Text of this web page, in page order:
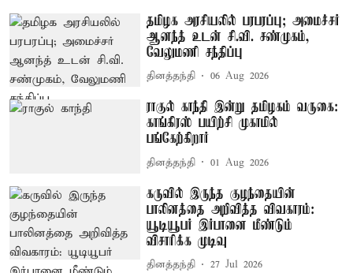
தமிழக அரசியலில் பரபரப்பு; அமைச்சர்
ஆனந்த் உடன் சி.வி. சண்முகம்,
வேலுமணி சந்திப்பு
தினத்தந்தி 06 Aug 2026
ராகுல் காந்தி இன்று தமிழகம் வருகை:
காங்கிரஸ் பயிற்சி முகாமில்
பங்கேற்கிறார்
தினத்தந்தி 01 Aug 2026
கருவில் இருந்த குழந்தையின்
பாலினத்தை அறிவித்த விவகாரம்:
யூடியூபர் இர்பானை மீண்டும்
விசாரிக்க முடிவு
தினத்தந்தி 27 Jul 2026